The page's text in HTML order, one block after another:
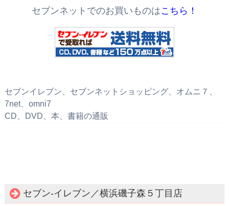
セブンネットでのお買いものはこちら！
セブンイレブン、セブンネットショッピング、オムニ７、
7net、omni7
CD、DVD、本、書籍の通販
セブン‐イレブン／横浜磯子森５丁目店